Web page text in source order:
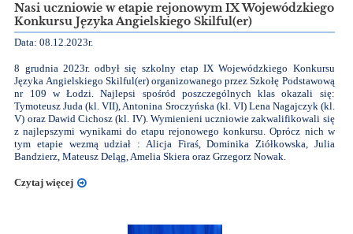
Nasi uczniowie w etapie rejonowym IX Wojewódzkiego
Konkursu Języka Angielskiego Skilful(er)
Data: 08.12.2023r.
8 grudnia 2023r. odbył się szkolny etap IX Wojewódzkiego Konkursu
Języka Angielskiego Skilful(er) organizowanego przez Szkołę Podstawową
nr 109 w Łodzi. Najlepsi spośród poszczególnych klas okazali się:
Tymoteusz Juda (kl. VII), Antonina Sroczyńska (kl. VI) Lena Nagajczyk (kl.
V) oraz Dawid Cichosz (kl. IV). Wymienieni uczniowie zakwalifikowali się
z najlepszymi wynikami do etapu rejonowego konkursu. Oprócz nich w
tym etapie wezmą udział : Alicja Firaś, Dominika Ziółkowska, Julia
Bandzierz, Mateusz Deląg, Amelia Skiera oraz Grzegorz Nowak.
Czytaj więcej